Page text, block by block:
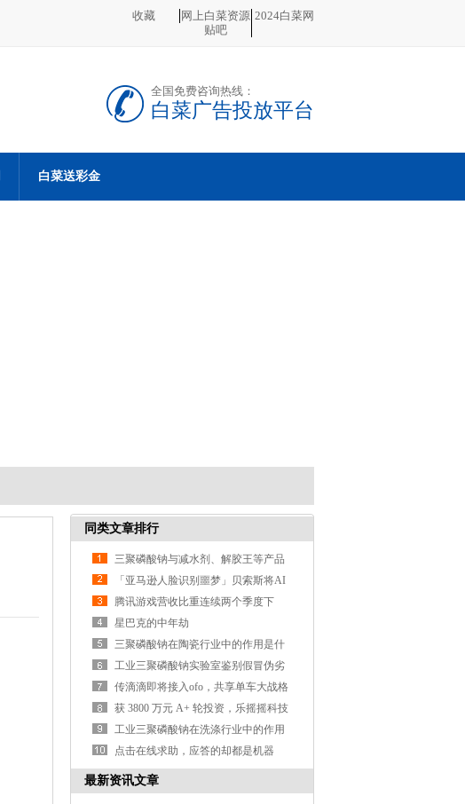
收藏
网上白菜资源
贴吧
2024白菜网
全国免费咨询热线：
白菜广告投放平台
白菜送彩金
同类文章排行
三聚磷酸钠与减水剂、解胶王等产品
的区别？
「亚马逊人脸识别噩梦」贝索斯将AI
武器化遭大规模抗议
腾讯游戏营收比重连续两个季度下
降，支付、云计算等业务营收涨3
星巴克的中年劫
三聚磷酸钠在陶瓷行业中的作用是什
么？
工业三聚磷酸钠实验室鉴别假冒伪劣
产品的方法？
传滴滴即将接入ofo，共享单车大战格
局或生变
获 3800 万元 A+ 轮投资，乐摇摇科技
利用抓娃娃机做线
工业三聚磷酸钠在洗涤行业中的作用
是什么？
点击在线求助，应答的却都是机器
人，这样真的好吗？
最新资讯文章